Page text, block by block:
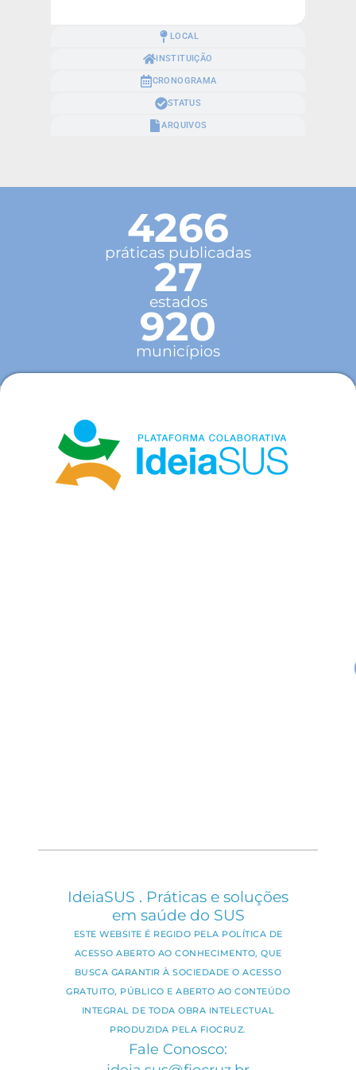
LOCAL
INSTITUIÇÃO
CRONOGRAMA
STATUS
ARQUIVOS
4266
práticas publicadas
27
estados
920
municípios
IdeiaSUS . Práticas e soluções
em saúde do SUS
ESTE WEBSITE É REGIDO PELA POLÍTICA DE
ACESSO ABERTO AO CONHECIMENTO, QUE
BUSCA GARANTIR À SOCIEDADE O ACESSO
GRATUITO, PÚBLICO E ABERTO AO CONTEÚDO
INTEGRAL DE TODA OBRA INTELECTUAL
PRODUZIDA PELA FIOCRUZ.
Fale Conosco: